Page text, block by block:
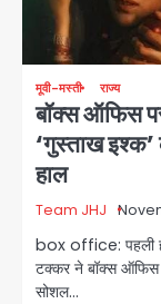
मूवी-मस्ती राज्य
बॉक्स ऑफिस
‘गुस्ताख इश्क’
हाल
Team JHJ
box office: पहली
टक्कर ने बॉक्स ऑफिस
सोशल…